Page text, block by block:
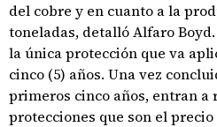
del cobre y en cuanto a la
toneladas, detalló Alfaro
la única protección que va
cinco (5) años. Una vez
primeros cinco años, entran a
protecciones que son el